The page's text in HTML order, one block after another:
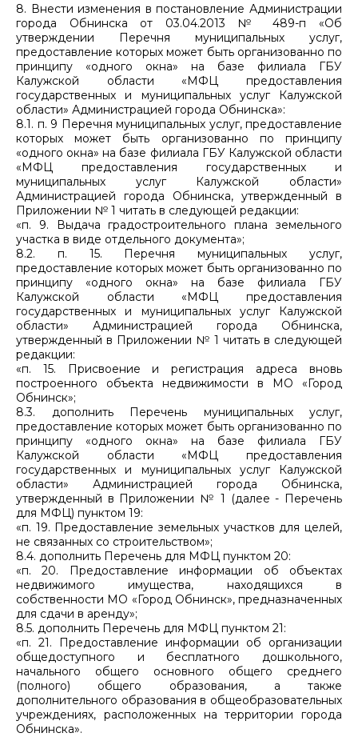
8. Внести изменения в постановление Администрации
города Обнинска от 03.04.2013 № 489-п «Об
утверждении Перечня муниципальных услуг,
предоставление которых может быть организованно по
принципу «одного окна» на базе филиала ГБУ
Калужской области «МФЦ предоставления
государственных и муниципальных услуг Калужской
области» Администрацией города Обнинска»:
8.1. п. 9 Перечня муниципальных услуг, предоставление
которых может быть организованно по принципу
«одного окна» на базе филиала ГБУ Калужской области
«МФЦ предоставления государственных и
муниципальных услуг Калужской области»
Администрацией города Обнинска, утвержденный в
Приложении № 1 читать в следующей редакции:
«п. 9. Выдача градостроительного плана земельного
участка в виде отдельного документа»;
8.2. п. 15. Перечня муниципальных услуг,
предоставление которых может быть организованно по
принципу «одного окна» на базе филиала ГБУ
Калужской области «МФЦ предоставления
государственных и муниципальных услуг Калужской
области» Администрацией города Обнинска,
утвержденный в Приложении № 1 читать в следующей
редакции:
«п. 15. Присвоение и регистрация адреса вновь
построенного объекта недвижимости в МО «Город
Обнинск»;
8.3. дополнить Перечень муниципальных услуг,
предоставление которых может быть организованно по
принципу «одного окна» на базе филиала ГБУ
Калужской области «МФЦ предоставления
государственных и муниципальных услуг Калужской
области» Администрацией города Обнинска,
утвержденный в Приложении № 1 (далее - Перечень
для МФЦ) пунктом 19:
«п. 19. Предоставление земельных участков для целей,
не связанных со строительством»;
8.4. дополнить Перечень для МФЦ пунктом 20:
«п. 20. Предоставление информации об объектах
недвижимого имущества, находящихся в
собственности МО «Город Обнинск», предназначенных
для сдачи в аренду»;
8.5. дополнить Перечень для МФЦ пунктом 21:
«п. 21. Предоставление информации об организации
общедоступного и бесплатного дошкольного,
начального общего основного общего среднего
(полного) общего образования, а также
дополнительного образования в общеобразовательных
учреждениях, расположенных на территории города
Обнинска».